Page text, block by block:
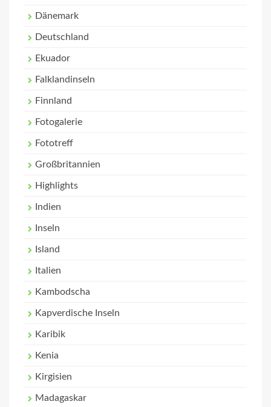
Dänemark
Deutschland
Ekuador
Falklandinseln
Finnland
Fotogalerie
Fototreff
Großbritannien
Highlights
Indien
Inseln
Island
Italien
Kambodscha
Kapverdische Inseln
Karibik
Kenia
Kirgisien
Madagaskar